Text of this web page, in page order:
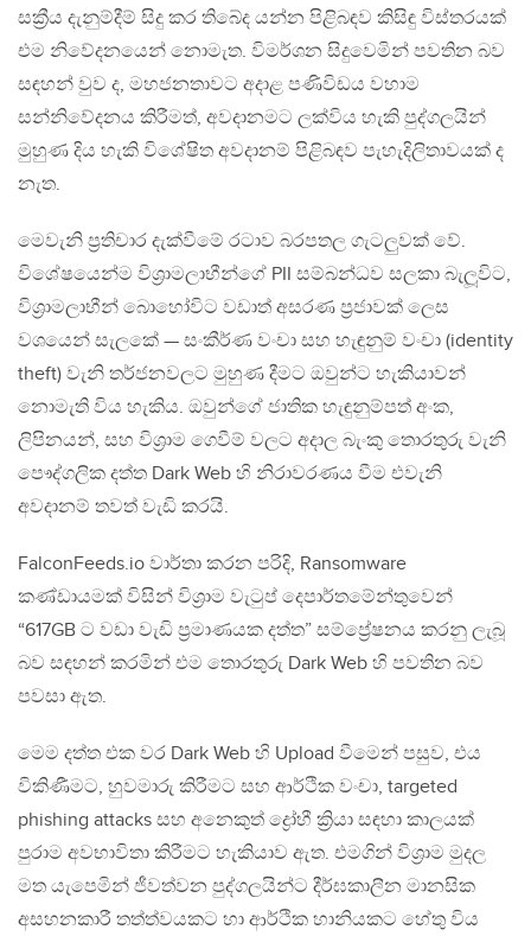
සක්‍රීය දැනුම්දීම් සිදු කර තිබේද යන්න පිළිබඳව කිසිඳු විස්තරයක්
එම නිවේදනයෙන් නොමැත. විමර්ශන සිදුවෙමින් පවතින බව
සඳහන් වුව ද, මහජනතාවට අදාළ පණිවිඩය වහාම
සන්නිවේදනය කිරීමත්, අවදානමට ලක්විය හැකි පුද්ගලයින්
මුහුණ දිය හැකි විශේෂිත අවදානම් පිළිබඳව පැහැදිලිතාවයක් ද
නැත.
මෙවැනි ප්‍රතිචාර දැක්වීමේ රටාව බරපතල ගැටලුවක් වේ.
විශේෂයෙන්ම විශ්‍රාමලාභීන්ගේ PII සම්බන්ධව සලකා බැලූවිට,
විශ්‍රාමලාභීන් බොහෝවිට වඩාත් අසරණ ප්‍රජාවක් ලෙස
වශයෙන් සැලකේ — සංකීර්ණ වංචා සහ හැඳුනුම් වංචා (identity
theft) වැනි තර්ජනවලට මුහුණ දීමට ඔවුන්ට හැකියාවන්
නොමැති විය හැකිය. ඔවුන්ගේ ජාතික හැඳුනුම්පත් අංක,
ලිපිනයන්, සහ විශ්‍රාම ගෙවීම් වලට අදාල බැංකු තොරතුරු වැනි
පෞද්ගලික දත්ත Dark Web හි නිරාවරණය වීම එවැනි
අවදානම් තවත් වැඩි කරයි.
FalconFeeds.io වාර්තා කරන පරිදි, Ransomware
කණ්ඩායමක් විසින් විශ්‍රාම වැටුප් දෙපාර්තමේන්තුවෙන්
“617GB ට වඩා වැඩි ප්‍රමාණයක දත්ත” සම්ප්‍රේෂනය කරනු ලැබූ
බව සඳහන් කරමින් එම තොරතුරු Dark Web හි පවතින බව
පවසා ඇත.
මෙම දත්ත එක වර Dark Web හි Upload වීමෙන් පසුව, එය
විකිණීමට, හුවමාරු කිරීමට සහ ආර්ථික වංචා, targeted
phishing attacks සහ අනෙකුත් ද්‍රෝහී ක්‍රියා සඳහා කාලයක්
පුරාම අවභාවිතා කිරීමට හැකියාව ඇත. එමගින් විශ්‍රාම මුදල
මත යැපෙමින් ජීවත්වන පුද්ගලයින්ට දීර්ඝකාලීන මානසික
අසහනකාරී තත්ත්වයකට හා ආර්ථික හානියකට හේතු විය